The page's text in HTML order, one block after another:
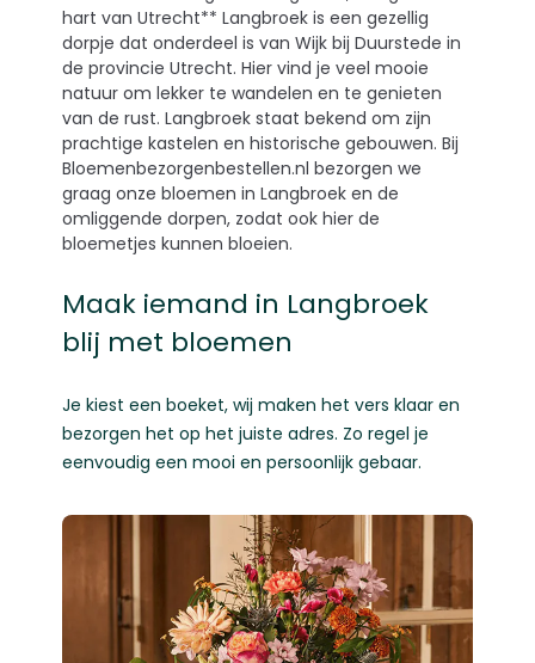
hart van Utrecht** Langbroek is een gezellig
dorpje dat onderdeel is van Wijk bij Duurstede in
de provincie Utrecht. Hier vind je veel mooie
natuur om lekker te wandelen en te genieten
van de rust. Langbroek staat bekend om zijn
prachtige kastelen en historische gebouwen. Bij
Bloemenbezorgenbestellen.nl bezorgen we
graag onze bloemen in Langbroek en de
omliggende dorpen, zodat ook hier de
bloemetjes kunnen bloeien.
Maak iemand in Langbroek
blij met bloemen
Je kiest een boeket, wij maken het vers klaar en
bezorgen het op het juiste adres. Zo regel je
eenvoudig een mooi en persoonlijk gebaar.